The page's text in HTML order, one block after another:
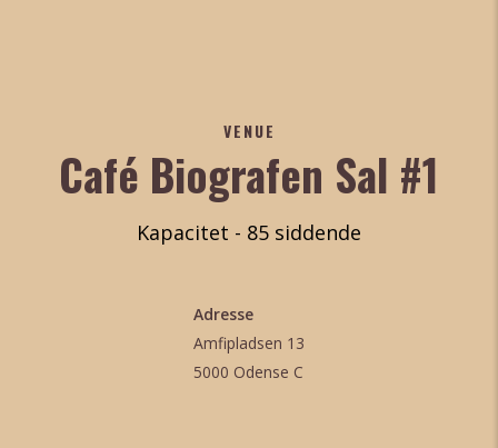
VENUE
Café Biografen Sal #1
Kapacitet - 85 siddende
Adresse
Amfipladsen 13
5000 Odense C